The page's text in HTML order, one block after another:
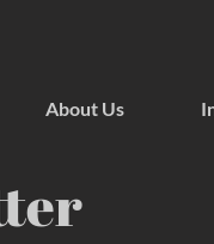
About Us